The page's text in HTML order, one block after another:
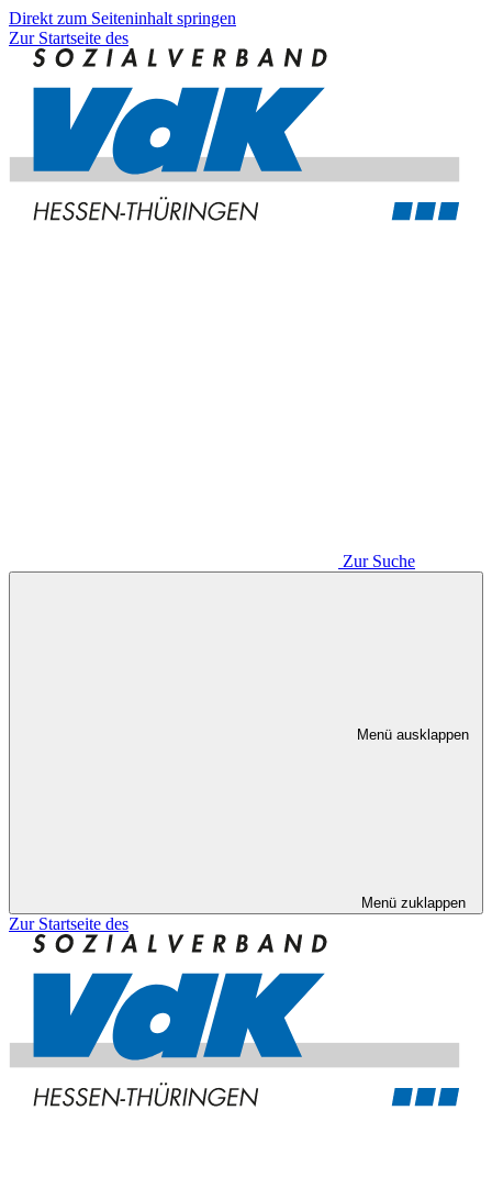
Direkt zum Seiteninhalt springen
Zur Startseite des
Zur Suche
Menü ausklappen
Menü zuklappen
Zur Startseite des